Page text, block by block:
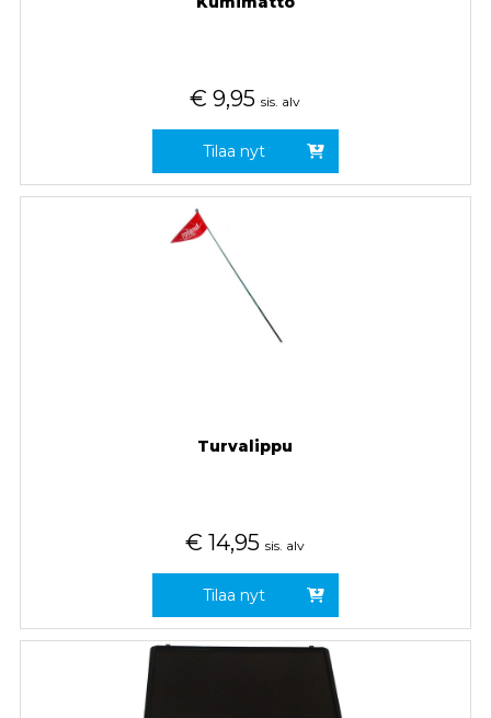
€ 9,95 sis. alv
Tilaa nyt
Turvalippu
€ 14,95 sis. alv
Tilaa nyt